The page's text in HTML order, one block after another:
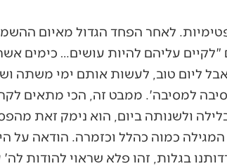
לאחר הפחד הגדול מאיום
עליהם להיות עושים… כימים
ליום טוב, לעשות אותם ימי משתה
למסיבה'. ממבט זה, הכי מתאים
ולשנותה ביום, הוא נימק זאת
המגילה כמוה כהלל וכזמרה. הודאה על
בגלות, זהו פלא שראוי להודות לה'